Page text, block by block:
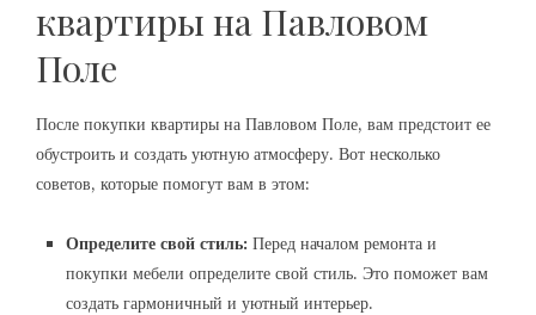
квартиры на Павловом
Поле
После покупки квартиры на Павловом Поле, вам предстоит ее
обустроить и создать уютную атмосферу. Вот несколько
советов, которые помогут вам в этом:
Определите свой стиль: Перед началом ремонта и
покупки мебели определите свой стиль. Это поможет вам
создать гармоничный и уютный интерьер.